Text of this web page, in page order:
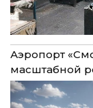
Аэропорт
масштабной